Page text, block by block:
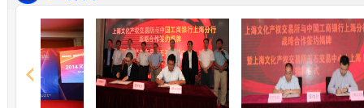
2024年度北京工艺...
中新网北京3月3日电(记者
应妮)从“冰墩墩”到“兔...
[详
情]
台
中
32
[